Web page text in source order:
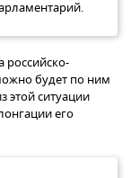
российско-
будет по ним
этой ситуации
его